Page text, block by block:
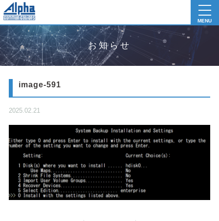
MENU
お知らせ
image-591
2025.02.21